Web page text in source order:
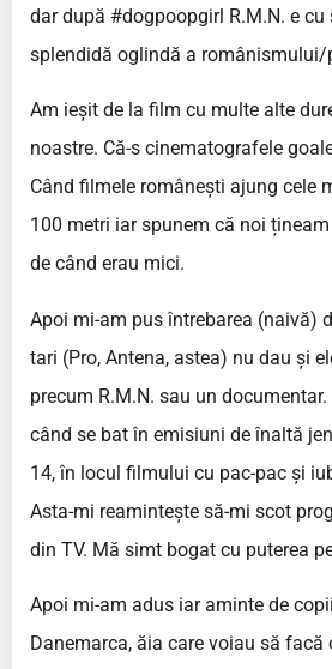
dar după #dogpoopgirl R.M.N. e
splendidă oglindă a românismului/
Am ieșit de la film cu multe alte
noastre. Că-s cinematografele
Când filmele românești ajung cele
100 metri iar spunem că noi
de când erau mici.
Apoi mi-am pus întrebarea (naivă)
tari (Pro, Antena, astea) nu dau și
precum R.M.N. sau un
când se bat în emisiuni de înaltă
14, în locul filmului cu pac-pac și
Asta-mi reamintește să-mi scot
din TV. Mă simt bogat cu puterea
Apoi mi-am adus iar aminte de
Danemarca, ăia care voiau să facă